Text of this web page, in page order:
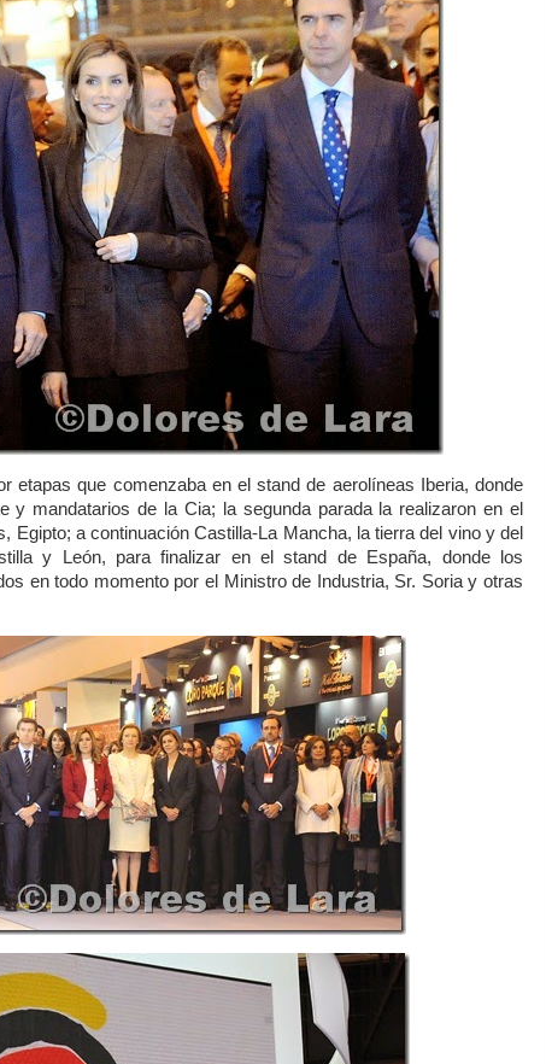
etapas que comenzaba en el stand de aerolíneas Iberia, donde
y mandatarios de la Cia; la segunda parada la realizaron en el
Egipto; a continuación Castilla-La Mancha, la tierra del vino y del
y León, para finalizar en el stand de España, donde los
en todo momento por el Ministro de Industria, Sr. Soria y otras